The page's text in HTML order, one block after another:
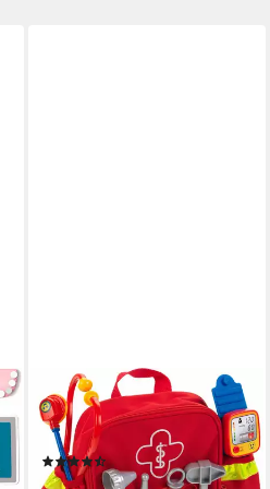
KLEIN
Spielzeug-Arztkoffer Rescue
Backpack
(41)
ab 22,29 € UVP 28,99 €